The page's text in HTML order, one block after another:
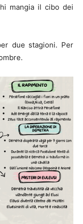
mangia il cibo dei
due stagioni. Per